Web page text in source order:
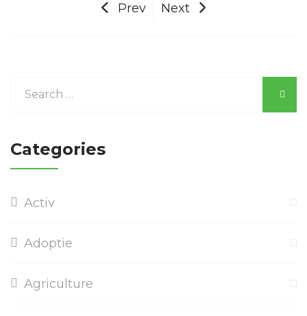
Prev Next
Categories
Activ
Adoptie
Agriculture